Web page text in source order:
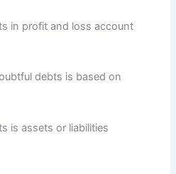
in profit and loss account
debts is based on
is assets or liabilities